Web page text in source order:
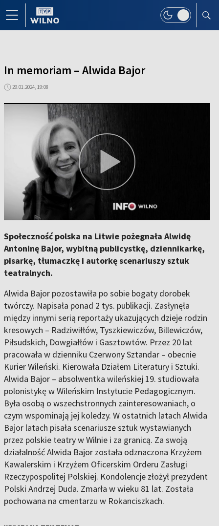
In memoriam – Alwida Bajor
29.01.2024, 19:08
Społeczność polska na Litwie pożegnała Alwidę
Antoninę Bajor, wybitną publicystkę, dziennikarkę,
pisarkę, tłumaczkę i autorkę scenariuszy sztuk
teatralnych.
Alwida Bajor pozostawiła po sobie bogaty dorobek
twórczy. Napisała ponad 2 tys. publikacji. Zasłynęła
między innymi serią reportaży ukazujących dzieje rodzin
kresowych – Radziwiłłów, Tyszkiewiczów, Billewiczów,
Piłsudskich, Dowgiałłów i Gasztowtów. Przez 20 lat
pracowała w dzienniku Czerwony Sztandar – obecnie
Kurier Wileński. Kierowała Działem Literatury i Sztuki.
Alwida Bajor – absolwentka wileńskiej 19. studiowała
polonistykę w Wileńskim Instytucie Pedagogicznym.
Była osobą o wszechstronnych zainteresowaniach, o
czym wspominają jej koledzy. W ostatnich latach Alwida
Bajor latach pisała scenariusze sztuk wystawianych
przez polskie teatry w Wilnie i za granicą. Za swoją
działalność Alwida Bajor została odznaczona Krzyżem
Kawalerskim i Krzyżem Oficerskim Orderu Zasługi
Rzeczypospolitej Polskiej. Kondolencje złożył prezydent
Polski Andrzej Duda. Zmarła w wieku 81 lat. Została
pochowana na cmentarzu w Rokanciszkach.